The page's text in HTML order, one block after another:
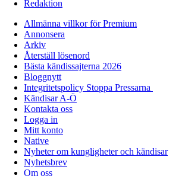
Redaktion
Allmänna villkor för Premium
Annonsera
Arkiv
Återställ lösenord
Bästa kändissajterna 2026
Bloggnytt
Integritetspolicy Stoppa Pressarna
Kändisar A-Ö
Kontakta oss
Logga in
Mitt konto
Native
Nyheter om kungligheter och kändisar
Nyhetsbrev
Om oss